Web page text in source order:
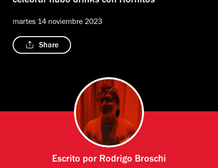
martes 14 noviembre 2023
Share
Escrito por Rodrigo Broschi